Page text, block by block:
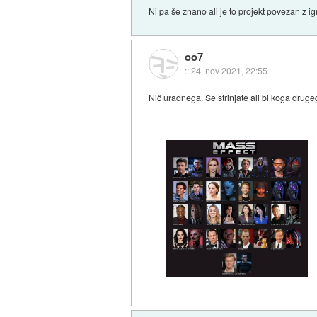
Ni pa še znano ali je to projekt povezan z
oo7
::24. nov 2021, 22:55
Nič uradnega. Se strinjate ali bi koga